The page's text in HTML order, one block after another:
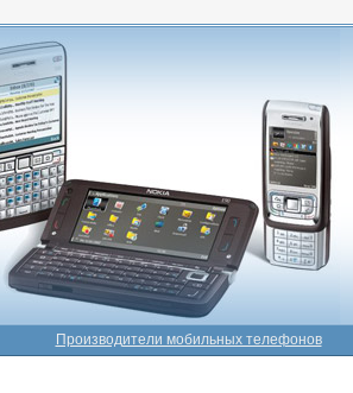
Производители мобильных телефонов